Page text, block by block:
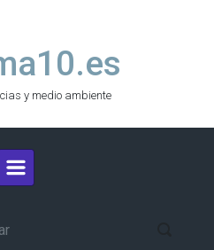
y medio ambiente